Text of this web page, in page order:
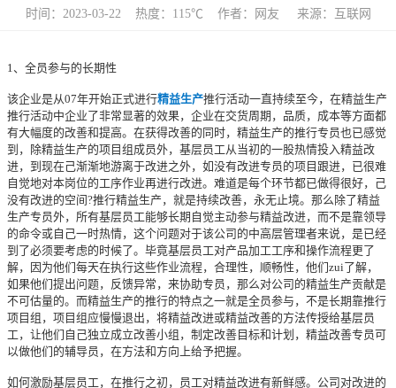
时间：2023-03-22 热度： 115℃ 作者：网友 来源：互联网
1、全员参与的长期性
该企业是从07年开始正式进行精益生产推行活动一直持续至今，在精益生产
推行活动中企业了非常显著的效果，企业在交货周期，品质，成本等方面都
有大幅度的改善和提高。在获得改善的同时，精益生产的推行专员也已感觉
到，除精益生产的项目组成员外，基层员工从当初的一股热情投入精益改
进，到现在己渐渐地游离于改进之外，如没有改进专员的项目跟进，已很难
自觉地对本岗位的工序作业再进行改进。难道是每个环节都已做得很好，己
没有改进的空间?推行精益生产，就是持续改善，永无止境。那么除了精益
生产专员外，所有基层员工能够长期自觉主动参与精益改进，而不是靠领导
的命令或自己一时热情，这个问题对于该公司的中高层管理者来说，是已经
到了必须要考虑的时候了。毕竟基层员工对产品加工工序和操作流程更了
解，因为他们每天在执行这些作业流程，合理性，顺畅性，他们zui了解，
如果他们提出问题，反馈异常，来协助专员，那么对公司的精益生产贡献是
不可估量的。而精益生产的推行的特点之一就是全员参与，不是长期靠推行
项目组，项目组应慢慢退出，将精益改进或精益改善的方法传授给基层员
工，让他们自己独立成立改善小组，制定改善目标和计划，精益改善专员可
以做他们的辅导员，在方法和方向上给予把握。
如何激励基层员工，在推行之初，员工对精益改进有新鲜感。公司对改进的